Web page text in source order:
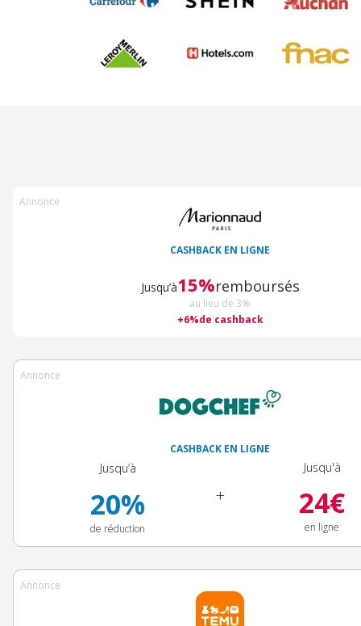
Annonce
CASHBACK EN LIGNE
Jusqu’à15%remboursés
au lieu de 3%
+6%de cashback
Annonce
CASHBACK EN LIGNE
Jusqu’à
20%
de réduction
+
Jusqu'à
24€
en ligne
Annonce